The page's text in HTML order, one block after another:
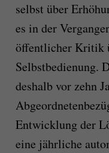
selbst über
es in der
öffentlicher Kritik
Selbstbedienung.
deshalb vor zehn
Entwicklung der
eine jährliche